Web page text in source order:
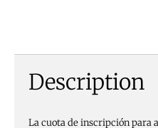
Description
La cuota de inscripción para